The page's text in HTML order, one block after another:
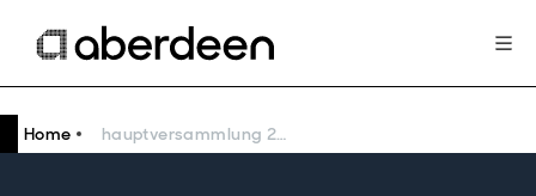
Home hauptversammlung 2022